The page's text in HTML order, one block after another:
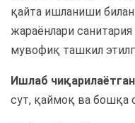
қайта ишланиши
жараёнлари санитария
мувофиқ ташкил
Ишлаб
сут, қаймоқ ва бошқа